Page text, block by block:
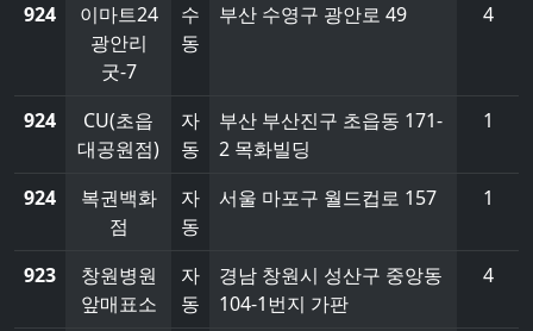
924
이마트24
광안리
굿-7
수
동
부산 수영구 광안로 49 4
924
CU(초읍
대공원점)
자
동
부산 부산진구 초읍동 171-
2 목화빌딩
1
924
복권백화
점
자
동
서울 마포구 월드컵로 157 1
923
창원병원
앞매표소
자
동
경남 창원시 성산구 중앙동
104-1번지 가판
4